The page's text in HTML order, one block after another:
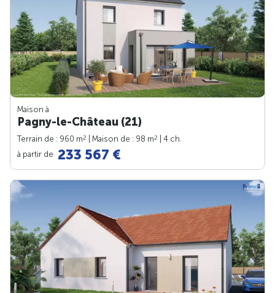
Maison à
Pagny-le-Château (21)
Terrain de : 960 m2 | Maison de : 98 m2
| 4 ch.
à partir de 233 567 €